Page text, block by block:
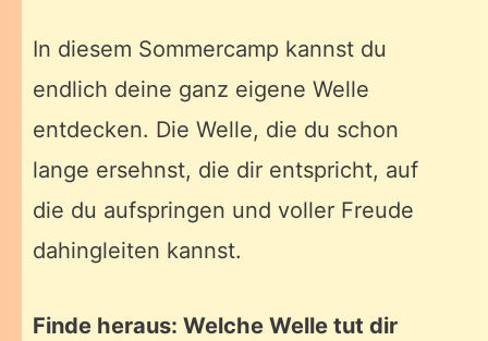
In diesem Sommercamp kannst du
endlich deine ganz eigene Welle
entdecken. Die Welle, die du schon
lange ersehnst, die dir entspricht, auf
die du aufspringen und voller Freude
dahingleiten kannst.
Finde heraus: Welche Welle tut dir